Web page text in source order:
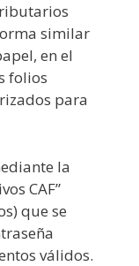
similar
en el
folios
para
la
CAF”
que se
válidos.